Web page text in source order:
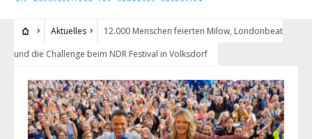
Aktuelles
12.000 Menschen feierten Milow, Londonbeat
und die Challenge beim NDR Festival in Volksdorf